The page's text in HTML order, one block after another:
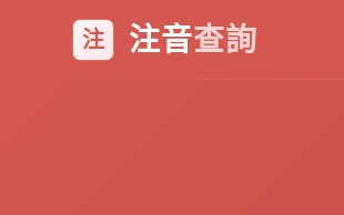
注 注音查詢